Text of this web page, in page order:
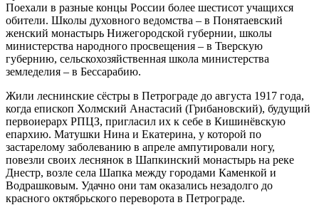
Поехали в разные концы России более шестисот учащихся
обители. Школы духовного ведомства – в Понятаевский
женский монастырь Нижегородской губернии, школы
министерства народного просвещения – в Тверскую
губернию, сельскохозяйственная школа министерства
земледелия – в Бессарабию.
Жили леснинские сёстры в Петрограде до августа 1917 года,
когда епископ Холмский Анастасий (Грибановский), будущий
первоиерарх РПЦЗ, пригласил их к себе в Кишинёвскую
епархию. Матушки Нина и Екатерина, у которой по
застарелому заболеванию в апреле ампутировали ногу,
повезли своих леснянок в Шапкинский монастырь на реке
Днестр, возле села Шапка между городами Каменкой и
Водрашковым. Удачно они там оказались незадолго до
красного октябрьского переворота в Петрограде.